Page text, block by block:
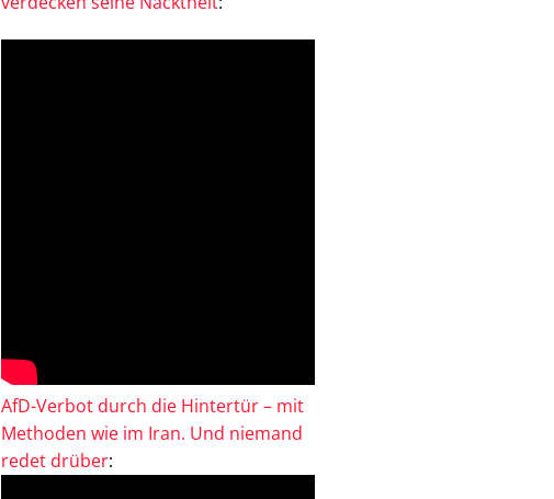
AfD-Verbot durch die Hintertür – mit
Methoden wie im Iran. Und niemand
redet drüber: